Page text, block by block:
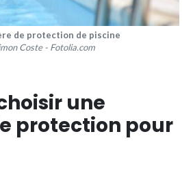
de protection de piscine
Coste - Fotolia.com
une
protection pour